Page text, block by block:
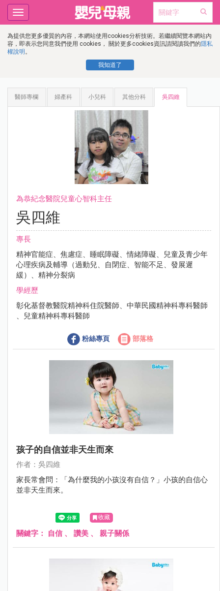
為提供您更多優質的內容，本網站使用cookies分析技術。若繼續閱覽本網站內
容，即表示您同意我們使用 cookies， 關於更多cookies資訊請閱讀我們的隱私
權說明 。
我知道了
Toggle
navigation
醫師專欄 婦產科 小兒科 其他分科 吳四維
為恭紀念醫院兒童心智科主任
吳四維
專長
精神官能症、焦慮症、睡眠障礙、情緒障礙、兒童及青少年
心理疾病及輔導（過動兒、自閉症、智能不足、發展遲
緩）、精神分裂病
學經歷
彰化基督教醫院精神科住院醫師、中華民國精神科專科醫師
、兒童精神科專科醫師
粉絲專頁 部落格
孩子的自信並非天生而來
作者：吳四維
家長常會問：「為什麼我的小孩沒有自信？」小孩的自信心
並非天生而來。
收藏
關鍵字： 自信、 讚美 、 親子關係